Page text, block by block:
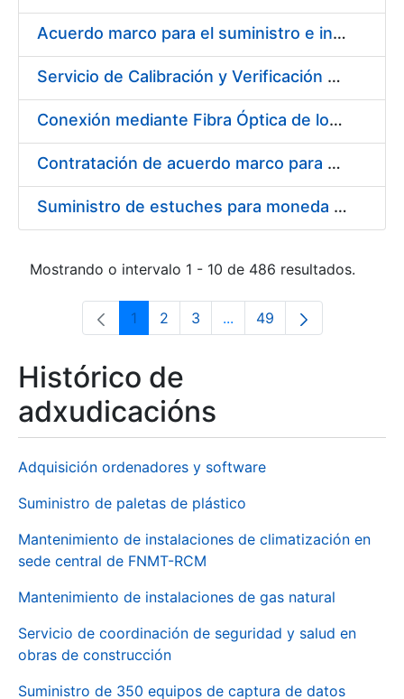
Acuerdo marco para el suministro e instalación de persianas, estores y otros complementos
Servicio de Calibración y Verificación Externa de los Equipos de Medición del Servicio de Prevención de la FNMT-RCM
Conexión mediante Fibra Óptica de los Centros de Proceso de Datos (CPDs) de las sedes de la FNMT-RCM de Burgos y Madrid
Contratación de acuerdo marco para el Suministro de Material de Electricidad para la Fábrica Nacional de Moneda y Timbre-Real Casa de la Moneda en su centro de trabajo de Burgos
Suministro de estuches para moneda de 30 €
Mostrando o intervalo 1 - 10 de 486 resultados.
Páxina
1 Páxina
2 Páxina
3 ...Páxinas intermedias Use
Páxina
49
Histórico de
adxudicacións
Adquisición ordenadores y software
Suministro de paletas de plástico
Mantenimiento de instalaciones de climatización en
sede central de FNMT-RCM
Mantenimiento de instalaciones de gas natural
Servicio de coordinación de seguridad y salud en
obras de construcción
Suministro de 350 equipos de captura de datos